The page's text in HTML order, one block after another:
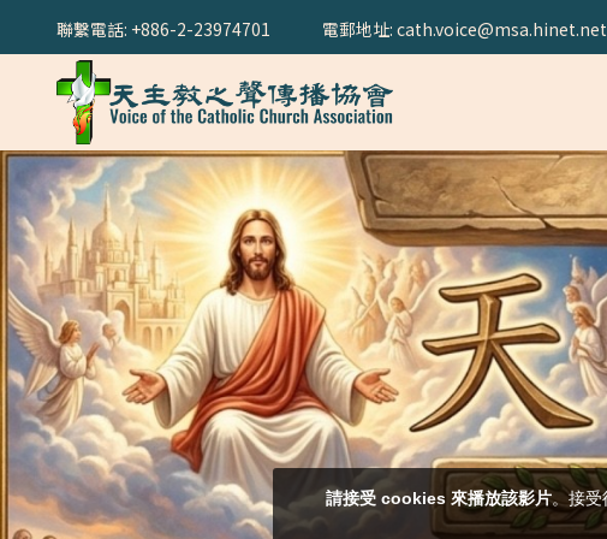
聯繫電話: +886-2-23974701 電郵地址: cath.voice@msa.hinet.net